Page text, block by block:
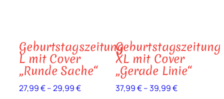
Geburtstagszeitung
L mit Cover
„Runde Sache“
27,99€–29,99€
Geburtstagszeitung
XL mit Cover
„Gerade Linie“
37,99€–39,99€